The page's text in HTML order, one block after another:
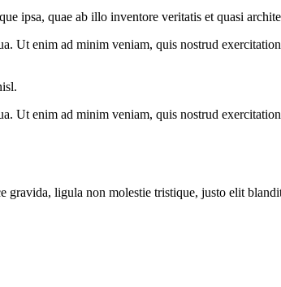
ipsa, quae ab illo inventore veritatis et quasi
Ut enim ad minim veniam, quis nostrud
Ut enim ad minim veniam, quis nostrud
gravida, ligula non molestie tristique, justo elit